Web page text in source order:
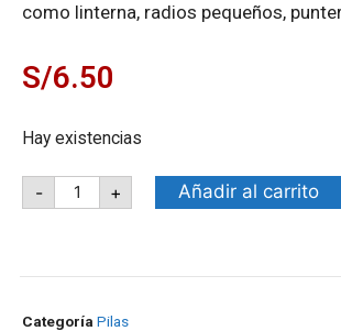
como linterna, radios pequeños,
S/6.50
Hay existencias
- + Añadir al carrito
Categoría Pilas